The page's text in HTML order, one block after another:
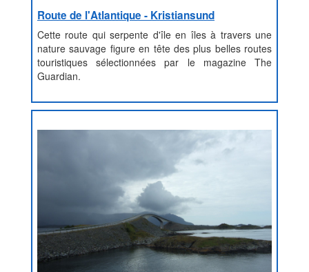
Route de l'Atlantique - Kristiansund
Cette route qui serpente d'île en îles à travers une
nature sauvage figure en tête des plus belles routes
touristiques sélectionnées par le magazine The
Guardian.